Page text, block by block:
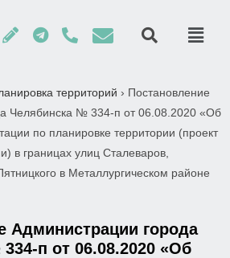
территорий › Постановление
Челябинска № 334-п от 06.08.2020 «Об
по планировке территории (проект
в границах улиц Сталеваров,
в Металлургическом районе
Администрации города
п от 06.08.2020 «Об